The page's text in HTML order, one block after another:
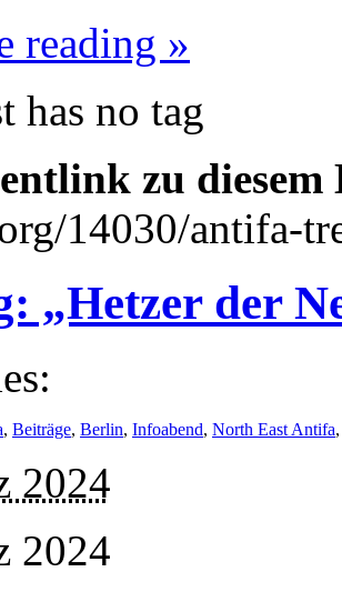
reading »
has no tag
zu
14030/antifa-
„Hetzer der
, Beiträge, Berlin, Infoabend, North East Antifa
2024
2024